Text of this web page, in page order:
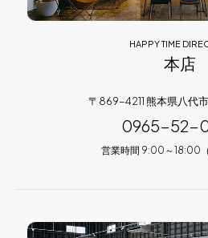
HAPPY TIME
本店
〒869-4211 熊本県八代
0965-52-
営業時間 9:00～18:00（